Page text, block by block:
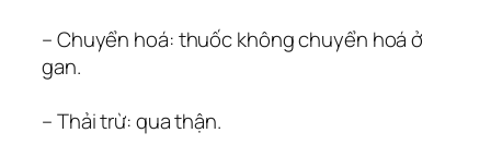
– Chuyển hoá: thuốc không chuyển hoá ở
gan.
– Thải trừ: qua thận.